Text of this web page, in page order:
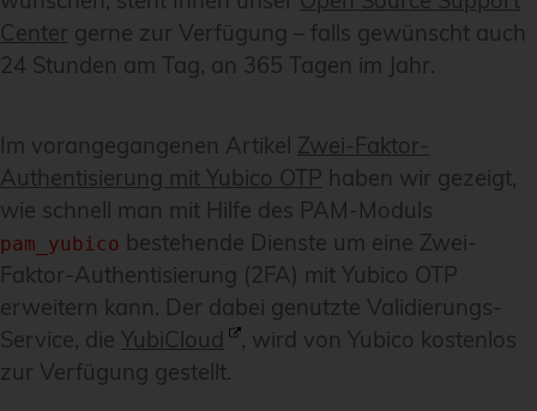
Center gerne zur Verfügung – falls gewünscht auch
24 Stunden am Tag, an 365 Tagen im Jahr.
Im vorangegangenen Artikel Zwei-Faktor-
Authentisierung mit Yubico OTP haben wir gezeigt,
wie schnell man mit Hilfe des PAM-Moduls
pam_yubico bestehende Dienste um eine Zwei-
Faktor-Authentisierung (2FA) mit Yubico OTP
erweitern kann. Der dabei genutzte Validierungs-
Service, die YubiCloud
, wird von Yubico kostenlos
zur Verfügung gestellt.